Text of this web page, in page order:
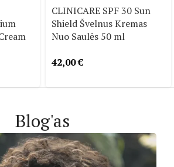
CLINICARE SPF 30 Sun
Shield Švelnus Kremas
Nuo Saulės 50 ml
42,00€
Blog'as